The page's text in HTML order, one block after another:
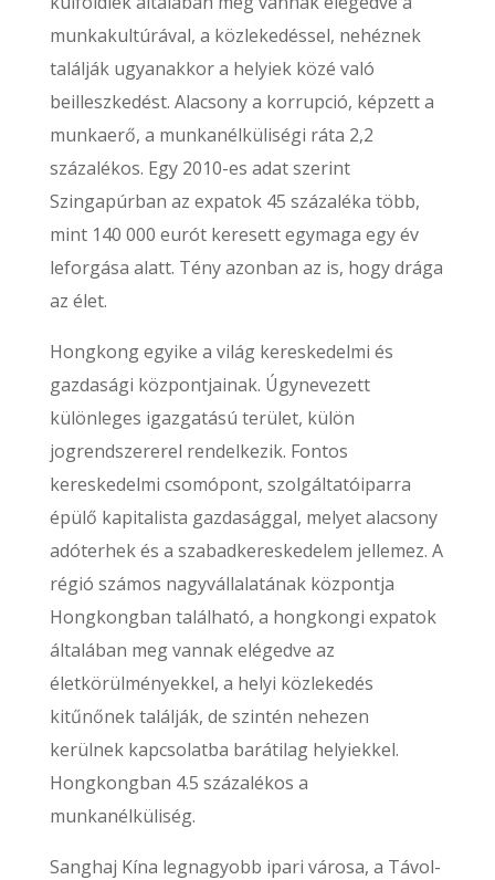
munkakultúrával, a közlekedéssel, nehéznek
találják ugyanakkor a helyiek közé való
beilleszkedést. Alacsony a korrupció, képzett a
munkaerő, a munkanélküliségi ráta 2,2
százalékos. Egy 2010-es adat szerint
Szingapúrban az expatok 45 százaléka több,
mint 140 000 eurót keresett egymaga egy év
leforgása alatt. Tény azonban az is, hogy drága
az élet.
Hongkong egyike a világ kereskedelmi és
gazdasági központjainak. Úgynevezett
különleges igazgatású terület, külön
jogrendszererel rendelkezik. Fontos
kereskedelmi csomópont, szolgáltatóiparra
épülő kapitalista gazdasággal, melyet alacsony
adóterhek és a szabadkereskedelem jellemez. A
régió számos nagyvállalatának központja
Hongkongban található, a hongkongi expatok
általában meg vannak elégedve az
életkörülményekkel, a helyi közlekedés
kitűnőnek találják, de szintén nehezen
kerülnek kapcsolatba barátilag helyiekkel.
Hongkongban 4.5 százalékos a
munkanélküliség.
Sanghaj Kína legnagyobb ipari városa, a Távol-